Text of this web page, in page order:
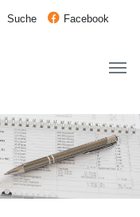
Suche
Facebook